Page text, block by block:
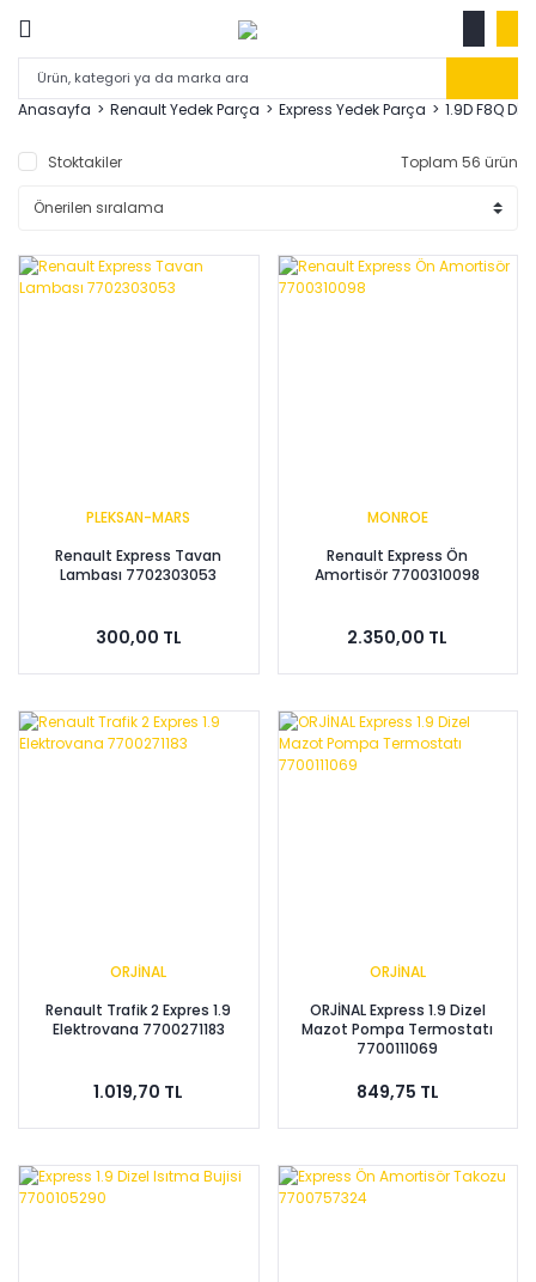
Anasayfa Renault Yedek Parça Express Yedek Parça 1.9D F8Q
Stoktakiler Toplam 56 ürün
PLEKSAN-MARS
Renault Express Tavan
Lambası 7702303053
300,00 TL
MONROE
Renault Express Ön
Amortisör 7700310098
2.350,00 TL
ORJİNAL
Renault Trafik 2 Expres 1.9
Elektrovana 7700271183
1.019,70 TL
ORJİNAL
ORJİNAL Express 1.9 Dizel
Mazot Pompa Termostatı
7700111069
849,75 TL